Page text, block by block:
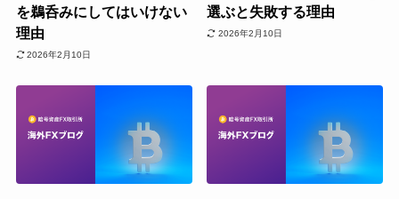
を鵜呑みにしてはいけない
理由
2026年2月10日
選ぶと失敗する理由
2026年2月10日